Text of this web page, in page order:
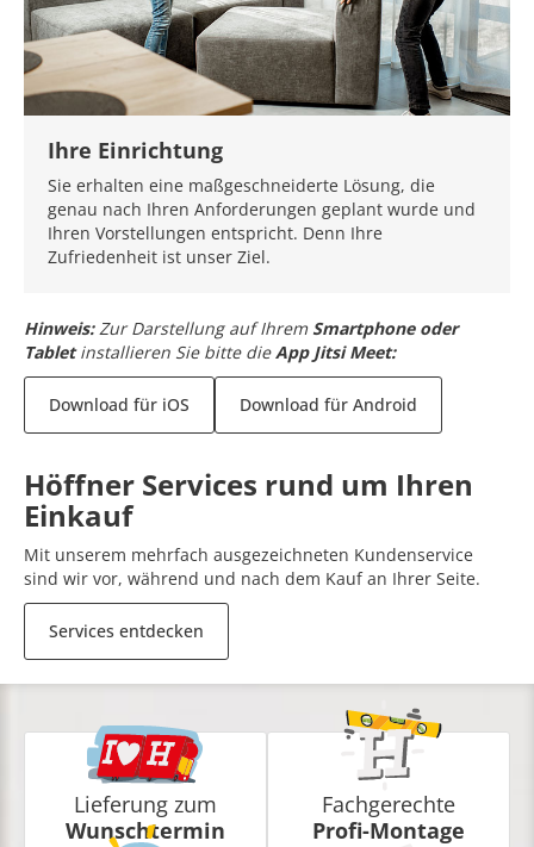
Ihre Einrichtung
Sie erhalten eine maßgeschneiderte Lösung, die
genau nach Ihren Anforderungen geplant wurde und
Ihren Vorstellungen entspricht. Denn Ihre
Zufriedenheit ist unser Ziel.
Hinweis: Zur Darstellung auf Ihrem Smartphone oder
Tabletinstallieren Sie bitte dieApp Jitsi Meet:
Download für iOS Download für Android
Höffner Services rund um Ihren
Einkauf
Mit unserem mehrfach ausgezeichneten Kundenservice
sind wir vor, während und nach dem Kauf an Ihrer Seite.
Services entdecken
Lieferung zum
Wunschtermin
Fachgerechte
Profi-Montage